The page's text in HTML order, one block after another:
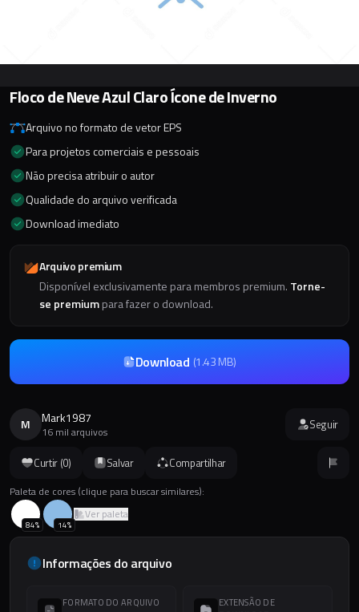
Curtir (0) Salvar Compartilhar
Paleta de cores (clique para buscar similares):
84% 14%
Ver paleta
Informações do arquivo
FORMATO DO ARQUIVO
EXTENSÃO DE
Floco de Neve Azul Claro Ícone de Inverno
Arquivo no formato de vetor EPS
Para projetos comerciais e pessoais
Não precisa atribuir o autor
Qualidade do arquivo verificada
Download imediato
Arquivo premium
Disponível exclusivamente para membros premium. Torne-
se premiumpara fazer o download.
Download (1.43 MB)
M Mark1987
16 mil arquivos Seguir